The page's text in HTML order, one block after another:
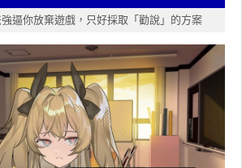
逼你放棄遊戲，只好採取「勸說」的方案